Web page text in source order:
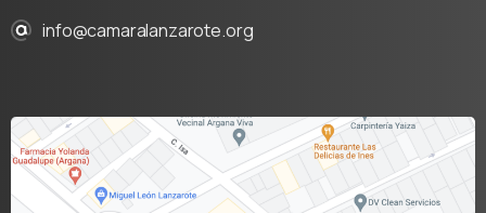
info@camaralanzarote.org